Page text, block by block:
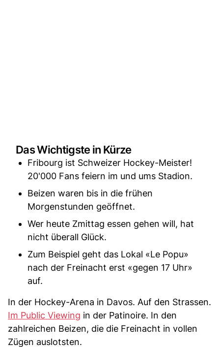
Das Wichtigste in Kürze
Fribourg ist Schweizer Hockey-Meister!
20'000 Fans feiern im und ums Stadion.
Beizen waren bis in die frühen
Morgenstunden geöffnet.
Wer heute Zmittag essen gehen will, hat
nicht überall Glück.
Zum Beispiel geht das Lokal «Le Popu»
nach der Freinacht erst «gegen 17 Uhr»
auf.
In der Hockey-Arena in Davos. Auf den Strassen.
Im Public Viewing in der Patinoire. In den
zahlreichen Beizen, die die Freinacht in vollen
Zügen auslotsten.